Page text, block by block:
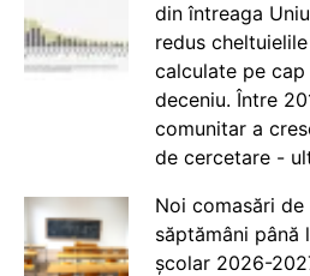
din întreaga
redus
calculate pe
deceniu. Între
comunitar a
de cercetare -
Noi comasări
săptămâni până
școlar 2026-